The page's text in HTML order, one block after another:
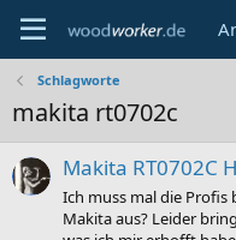
Schlagworte
makita rt0702c
Makita RT0702C
Ich muss mal die Profis
Makita aus? Leider